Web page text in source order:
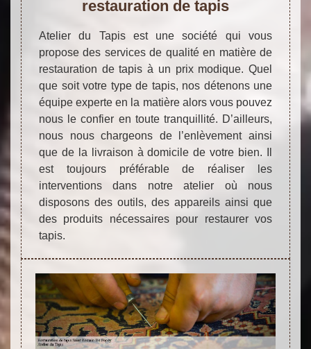
restauration de tapis
Atelier du Tapis est une société qui vous
propose des services de qualité en matière de
restauration de tapis à un prix modique. Quel
que soit votre type de tapis, nos détenons une
équipe experte en la matière alors vous pouvez
nous le confier en toute tranquillité. D’ailleurs,
nous nous chargeons de l’enlèvement ainsi
que de la livraison à domicile de votre bien. Il
est toujours préférable de réaliser les
interventions dans notre atelier où nous
disposons des outils, des appareils ainsi que
des produits nécessaires pour restaurer vos
tapis.